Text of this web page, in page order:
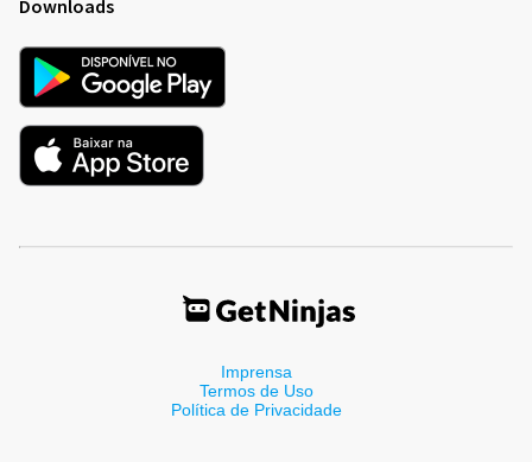
Downloads
Imprensa
Termos de Uso
Política de Privacidade